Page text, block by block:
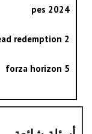
pes 2024
redemption 2
forza horizon 5